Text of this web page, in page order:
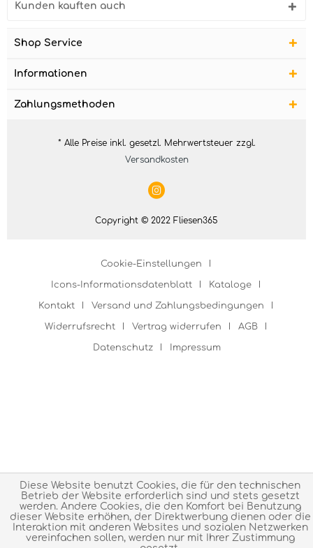
Kunden kauften auch
Shop Service
Informationen
Zahlungsmethoden
* Alle Preise inkl. gesetzl. Mehrwertsteuer zzgl.
Versandkosten
Copyright © 2022 Fliesen365
Cookie-Einstellungen
Icons-Informationsdatenblatt Kataloge
Kontakt Versand und Zahlungsbedingungen
Widerrufsrecht Vertrag widerrufen AGB
Datenschutz Impressum
Diese Website benutzt Cookies, die für den technischen
Betrieb der Website erforderlich sind und stets gesetzt
werden. Andere Cookies, die den Komfort bei Benutzung
dieser Website erhöhen, der Direktwerbung dienen oder die
Interaktion mit anderen Websites und sozialen Netzwerken
vereinfachen sollen, werden nur mit Ihrer Zustimmung